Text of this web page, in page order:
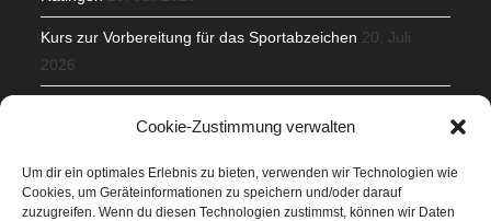
Cookie-Zustimmung verwalten
Um dir ein optimales Erlebnis zu bieten, verwenden wir Technologien wie
Cookies, um Geräteinformationen zu speichern und/oder darauf
zuzugreifen. Wenn du diesen Technologien zustimmst, können wir Daten
Kurs zur Vorbereitung für das Sportabzeichen 20. Juli
2026
Veranstaltungen